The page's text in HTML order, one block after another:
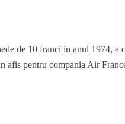
de 10 franci in anul 1974, a
afis pentru compania Air